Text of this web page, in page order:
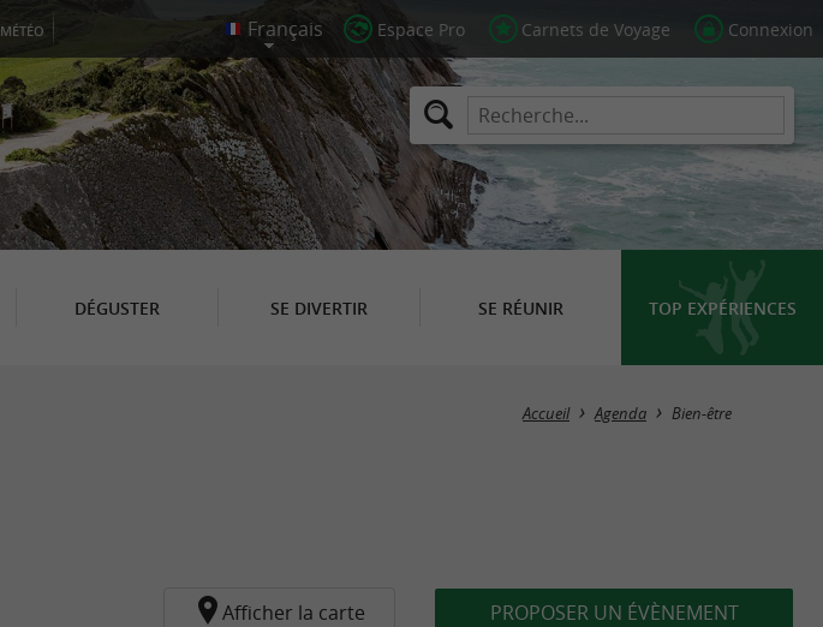
MÉTÉO Espace Pro Carnets de Voyage Connexion
DÉGUSTER SE DIVERTIR SE RÉUNIR TOP EXPÉRIENCES
Masquer la carte
Accueil Agenda Bien-être
Afficher la carte PROPOSER UN ÉVÈNEMENT